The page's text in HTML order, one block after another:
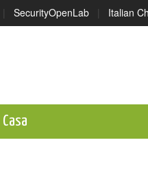
| SecurityOpenLab | Italian
Casa